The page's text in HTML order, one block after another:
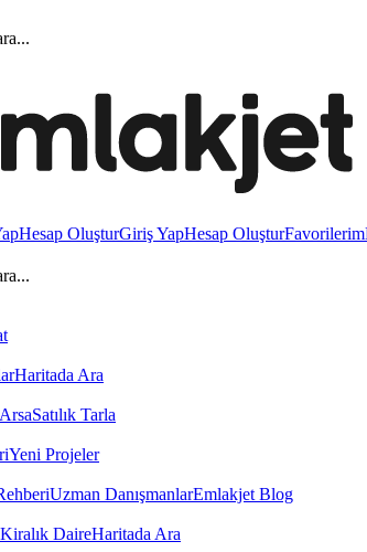
Hesap OluşturGiriş YapHesap OluşturFavorilerim
Haritada Ara
Satılık Tarla
Yeni Projeler
Uzman DanışmanlarEmlakjet Blog
DaireHaritada Ara